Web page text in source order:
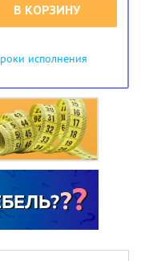
В КОРЗИНУ
исполнения